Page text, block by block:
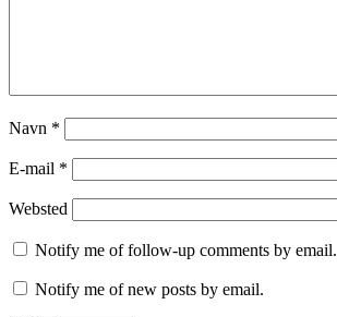
Navn *
E-mail *
Websted
Notify me of follow-up comments by email.
Notify me of new posts by email.